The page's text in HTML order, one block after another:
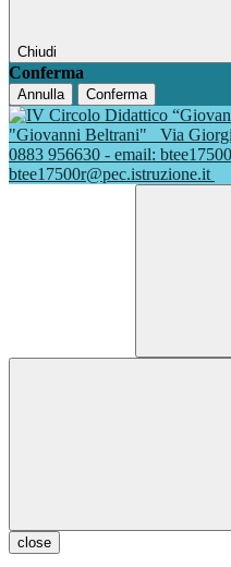
Chiudi
Conferma
Annulla Conferma
"Giovanni Beltrani"
Via
0883 956630 - email:
btee17500r@pec.istruzione.it
close